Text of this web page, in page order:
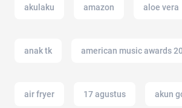
akulaku amazon aloe vera
anak tk american music awards
air fryer 17 agustus akun